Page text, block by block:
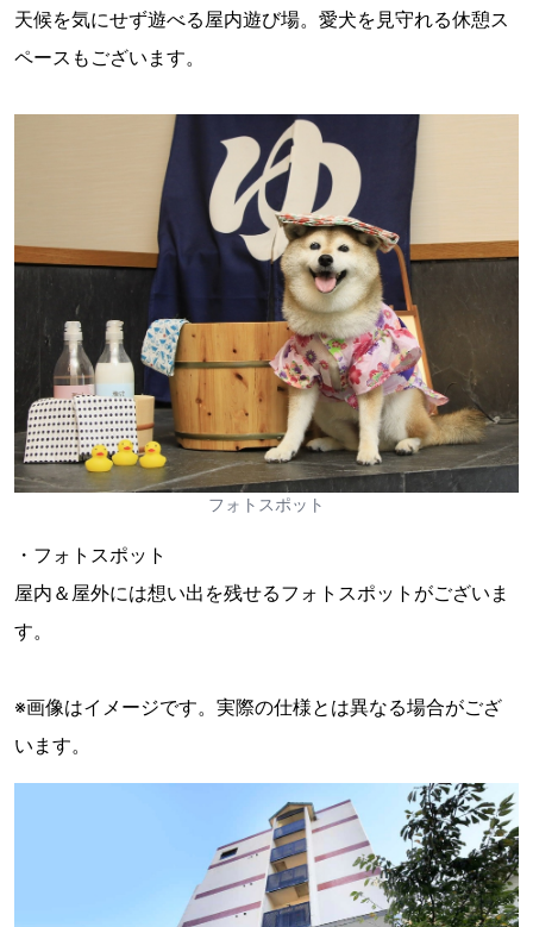
天候を気にせず遊べる屋内遊び場。愛犬を見守れる休憩ス
ペースもございます。
フォトスポット
・フォトスポット
屋内＆屋外には想い出を残せるフォトスポットがございま
す。
※画像はイメージです。実際の仕様とは異なる場合がござ
います。